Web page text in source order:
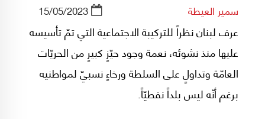
سمير العيطة 15/05/2023
عرف لبنان نظراً للتركيبة الاجتماعية التي تمّ تأسيسه
عليها منذ نشوئه، نعمة وجود حيّزٍ كبيرٍ من الحريّات
العامّة وتداولٍ على السلطة ورخاءٍ نسبيّ لمواطنيه
برغم أنّه ليس بلداً نفطيّاً.